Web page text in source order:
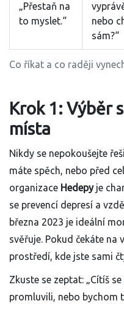
Co říkat a co raději
„Přestaň na
to myslet.“
nebo
sám?“
Krok 1: Výběr
místa
Nikdy se nepokoušejte
máte spěch, nebo před
organizace Hedepyje
se prevencí depresí a
března 2023 je ideální
svěřuje. Pokud čekáte
prostředí, kde jste sami
Zkuste se zeptat: „Cítíš
promluvili, nebo bychom